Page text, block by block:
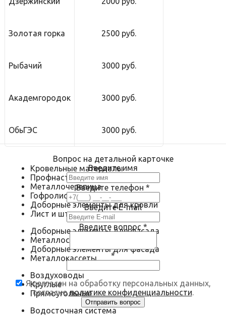
Золотая горка 2500 руб.
Рыбачий 3000 руб.
Академгородок 3000 руб.
ОбьГЭС 3000 руб.
Вопрос на детальной карточке
Введите имя
Введите телефон *
Введите E-mail
Введите вопрос *
*
Я согласен на обработку персональных данных,
согласнополитике конфиденциальности.
Кровельные материалы
Профнастил
Металлочерепица
Гофролист
Доборные элементы для кровли
Лист и штрипс
Доборные элементы для фасада
Металлосайдинг
Доборные элементы для фасада
Металлокассеты
Воздуховоды
Круглые
Прямоугольные
Водосточная система